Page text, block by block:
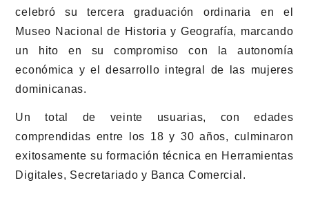
celebró su tercera graduación ordinaria en el
Museo Nacional de Historia y Geografía, marcando
un hito en su compromiso con la autonomía
económica y el desarrollo integral de las mujeres
dominicanas.
Un total de veinte usuarias, con edades
comprendidas entre los 18 y 30 años, culminaron
exitosamente su formación técnica en Herramientas
Digitales, Secretariado y Banca Comercial.